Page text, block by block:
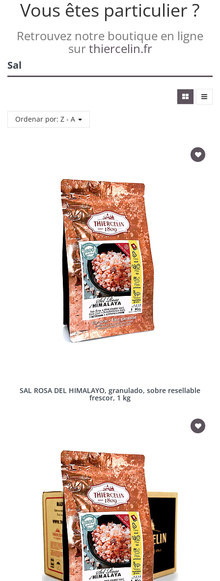
Vous êtes particulier ?
Retrouvez notre boutique en ligne
surthiercelin.fr
Sal
Ordenar por: Z - A
SAL ROSA DEL HIMALAYO, granulado, sobre resellable
frescor, 1 kg